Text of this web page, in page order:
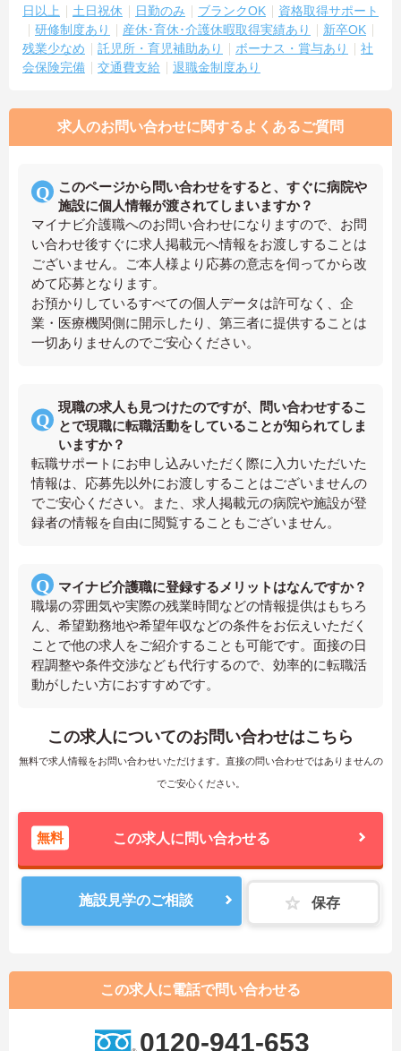
日以上
土日祝休 日勤のみ ブランクOK
資格取得サポート
研修制度あり
産休･育休･介護休暇取得実績あり
新卒OK
残業少なめ
託児所・育児補助あり ボーナス・賞与あり
社
会保険完備
交通費支給 退職金制度あり
求人のお問い合わせに関するよくあるご質問
このページから問い合わせをすると、すぐに病院や
施設に個人情報が渡されてしまいますか？
マイナビ介護職へのお問い合わせになりますので、お問
い合わせ後すぐに求人掲載元へ情報をお渡しすることは
ございません。ご本人様より応募の意志を伺ってから改
めて応募となります。
お預かりしているすべての個人データは許可なく、企
業・医療機関側に開示したり、第三者に提供することは
一切ありませんのでご安心ください。
現職の求人も見つけたのですが、問い合わせするこ
とで現職に転職活動をしていることが知られてしま
いますか？
転職サポートにお申し込みいただく際に入力いただいた
情報は、応募先以外にお渡しすることはございませんの
でご安心ください。また、求人掲載元の病院や施設が登
録者の情報を自由に閲覧することもございません。
マイナビ介護職に登録するメリットはなんですか？
職場の雰囲気や実際の残業時間などの情報提供はもちろ
ん、希望勤務地や希望年収などの条件をお伝えいただく
ことで他の求人をご紹介することも可能です。面接の日
程調整や条件交渉なども代行するので、効率的に転職活
動がしたい方におすすめです。
この求人についてのお問い合わせはこちら
無料で求人情報をお問い合わせいただけます。直接の問い合わせではありませんの
でご安心ください。
無料 この求人に問い合わせる
施設見学のご相談 保存
この求人に電話で問い合わせる
0120-941-653